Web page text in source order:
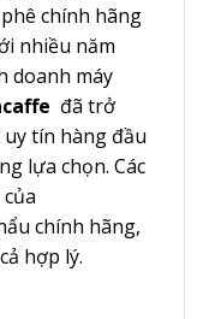
chính hãng
nhiều năm
doanh máy
đã trở
tín hàng đầu
lựa chọn. Các
chính hãng,
hợp lý.